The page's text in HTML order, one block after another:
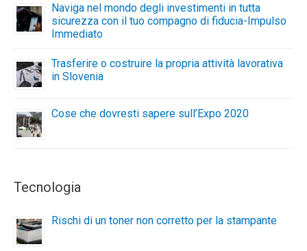
Naviga nel mondo degli investimenti in tutta
sicurezza con il tuo compagno di fiducia-Impulso
Immediato
Trasferire o costruire la propria attività lavorativa
in Slovenia
Cose che dovresti sapere sull’Expo 2020
Tecnologia
Rischi di un toner non corretto per la stampante